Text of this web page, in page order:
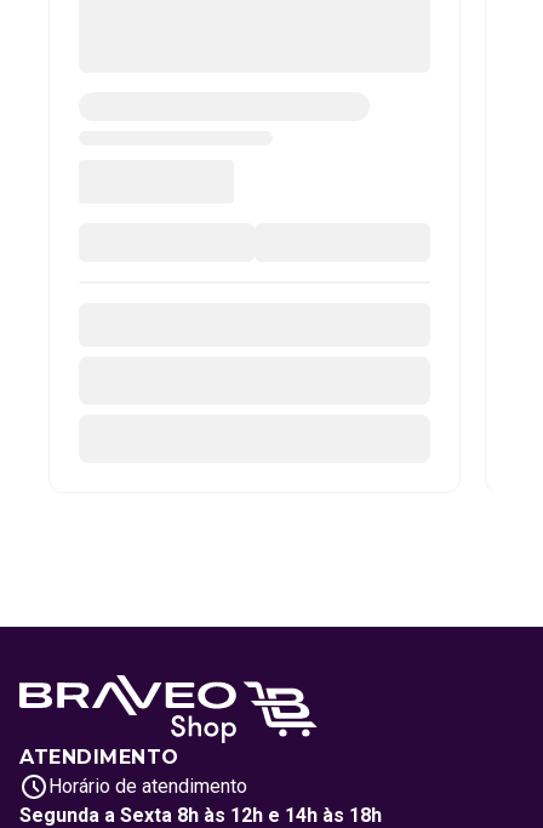
ATENDIMENTO
Horário de atendimento
Segunda a Sexta 8h às 12h e 14h às 18h